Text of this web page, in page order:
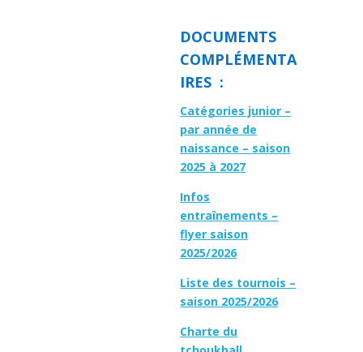
DOCUMENTS
COMPLÉMENTA
IRES :
Catégories junior –
par année de
naissance – saison
2025 à 2027
Infos
entraînements –
flyer saison
2025/2026
Liste des tournois –
saison 2025/2026
Charte du